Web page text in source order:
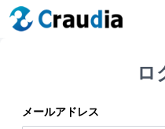
ロ
メールアドレス